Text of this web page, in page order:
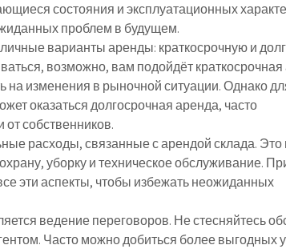
состояния и эксплуатационных
проблем в будущем.
варианты аренды: краткосрочную и
возможно, вам подойдёт
на изменения в рыночной ситуации. Однако
оказаться долгосрочная аренда, часто
собственников.
расходы, связанные с арендой склада. Это
уборку и техническое обслуживание.
эти аспекты, чтобы избежать неожиданных
ведение переговоров. Не стесняйтесь
Часто можно добиться более выгодных